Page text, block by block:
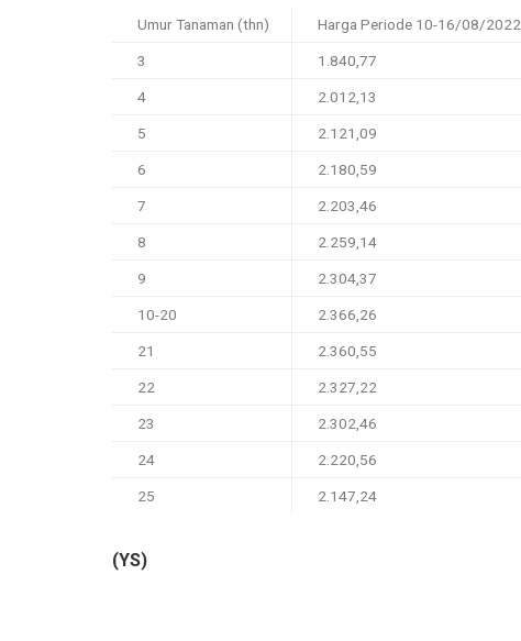
Umur Tanaman (thn) Harga Periode 10-16/08/2022
3 1.840,77
4 2.012,13
5 2.121,09
6 2.180,59
7 2.203,46
8 2.259,14
9 2.304,37
10-20 2.366,26
21 2.360,55
22 2.327,22
23 2.302,46
24 2.220,56
25 2.147,24
(YS)